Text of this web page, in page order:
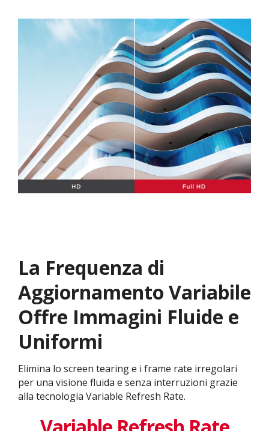
La Frequenza di
Aggiornamento Variabile
Offre Immagini Fluide e
Uniformi
Elimina lo screen tearing e i frame rate irregolari
per una visione fluida e senza interruzioni grazie
alla tecnologia Variable Refresh Rate.